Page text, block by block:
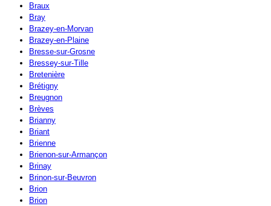
Braux
Bray
Brazey-en-Morvan
Brazey-en-Plaine
Bresse-sur-Grosne
Bressey-sur-Tille
Bretenière
Brétigny
Breugnon
Brèves
Brianny
Briant
Brienne
Brienon-sur-Armançon
Brinay
Brinon-sur-Beuvron
Brion
Brion